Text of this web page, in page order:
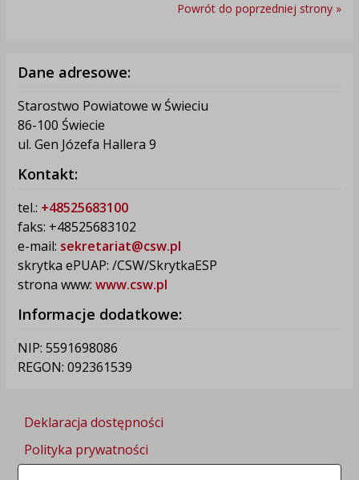
Powrót do poprzedniej strony »
Dane adresowe:
Starostwo Powiatowe w Świeciu
86-100 Świecie
ul. Gen Józefa Hallera 9
Kontakt:
tel.: +48525683100
faks: +48525683102
e-mail: sekretariat@csw.pl
skrytka ePUAP: /CSW/SkrytkaESP
strona www: www.csw.pl
Informacje dodatkowe:
NIP: 5591698086
REGON: 092361539
Deklaracja dostępności
Polityka prywatności